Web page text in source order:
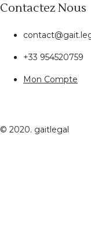
Contactez Nous
+33 954520759
Mon Compte
© 2020. gaitlegal